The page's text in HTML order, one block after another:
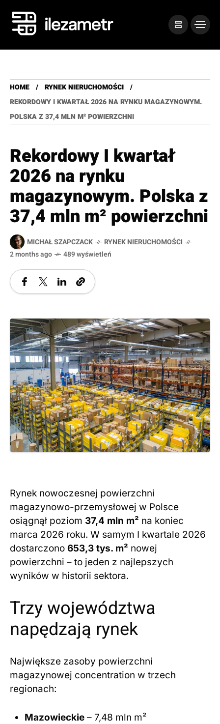
HOME
RYNEK NIERUCHOMOŚCI
REKORDOWY I KWARTAŁ 2026 NA RYNKU MAGAZYNOWYM.
POLSKA Z 37,4 MLN M² POWIERZCHNI
Rekordowy I kwartał
2026 na rynku
magazynowym. Polska z
37,4 mln m² powierzchni
MICHAŁ SZAPCZACK
RYNEK NIERUCHOMOŚCI
2 months ago
489 wyświetleń
Rynek nowoczesnej powierzchni
magazynowo-przemysłowej w Polsce
osiągnął poziom 37,4 mln m² na koniec
marca 2026 roku. W samym I kwartale 2026
dostarczono 653,3 tys. m² nowej
powierzchni – to jeden z najlepszych
wyników w historii sektora.
Trzy województwa
napędzają rynek
Największe zasoby powierzchni
magazynowej concentration w trzech
regionach:
Mazowieckie – 7,48 mln m²